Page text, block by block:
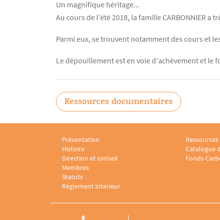
Un magnifique héritage...
Texte
Au cours de l'été 2018, la famille CARBONNIER
Parmi eux, se trouvent notamment des cours et
Le dépouillement est en voie d'achèvement et le
Ressources documentaires
Menu footer Laboratoire sociologie juridique 1
Présentation
Histoire
Direction et conseil
Membres
Statuts
Règlement intérieur
Menu
Catalogue
Fonds